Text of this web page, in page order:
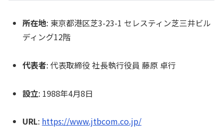
所在地: 東京都港区芝3-23-1 セレスティン芝三井ビル
ディング12階
代表者: 代表取締役 社長執行役員 藤原 卓行
設立: 1988年4月8日
URL: https://www.jtbcom.co.jp/